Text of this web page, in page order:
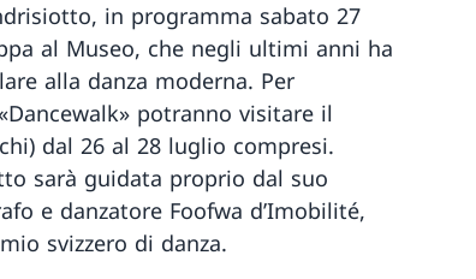
in programma sabato 27
al Museo, che negli ultimi anni ha
alla danza moderna. Per
potranno visitare il
dal 26 al 28 luglio compresi.
sarà guidata proprio dal suo
e danzatore Foofwa d’Imobilité,
svizzero di danza.